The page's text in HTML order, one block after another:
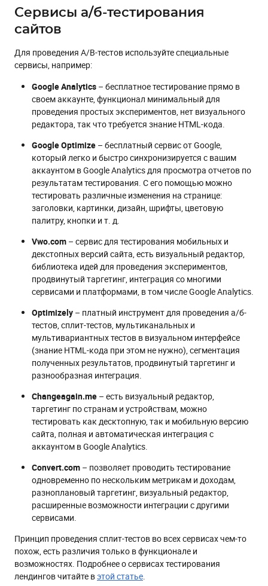
Сервисы а/б-тестирования
сайтов
Для проведения A/B-тестов используйте специальные
сервисы, например:
Google Analytics – бесплатное тестирование прямо в
своем аккаунте, функционал минимальный для
проведения простых экспериментов, нет визуального
редактора, так что требуется знание HTML-кода.
Google Optimize – бесплатный сервис от Google,
который легко и быстро синхронизируется с вашим
аккаунтом в Google Analytics для просмотра отчетов по
результатам тестирования. С его помощью можно
тестировать различные изменения на странице:
заголовки, картинки, дизайн, шрифты, цветовую
палитру, кнопки и т. д.
Vwo.com – сервис для тестирования мобильных и
декстопных версий сайта, есть визуальный редактор,
библиотека идей для проведения экспериментов,
продвинутый таргетинг, интеграция со многими
сервисами и платформами, в том числе Google Analytics.
Optimizely – платный инструмент для проведения а/б-
тестов, сплит-тестов, мультиканальных и
мультивариантных тестов в визуальном интерфейсе
(знание HTML-кода при этом не нужно), сегментация
полученных результатов, продвинутый таргетинг и
разнообразная интеграция.
Changeagain.me – есть визуальный редактор,
таргетинг по странам и устройствам, можно
тестировать как десктопную, так и мобильную версию
сайта, полная и автоматическая интеграция с
аккаунтом в Google Analytics.
Convert.com – позволяет проводить тестирование
одновременно по нескольким метрикам и доходам,
разноплановый таргетинг, визуальный редактор,
расширенные возможности интеграции с другими
сервисами.
Принцип проведения сплит-тестов во всех сервисах чем-то
похож, есть различия только в функционале и
возможностях. Подробнее о сервисах тестирования
лендингов читайте вэтой статье.